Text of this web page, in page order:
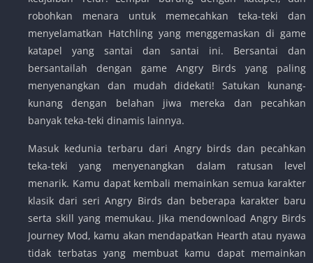
robohkan menara untuk memecahkan teka-teki dan
menyelamatkan Hatchling yang menggemaskan di game
katapel yang santai dan santai ini. Bersantai dan
bersantailah dengan game Angry Birds yang paling
menyenangkan dan mudah didekati! Satukan kunang-
kunang dengan belahan jiwa mereka dan pecahkan
banyak teka-teki dinamis lainnya.
Masuk kedunia terbaru dari Angry birds dan pecahkan
teka-teki yang menyenangkan dalam ratusan level
menarik. Kamu dapat kembali memainkan semua karakter
klasik dari seri Angry Birds dan beberapa karakter baru
serta skill yang memukau. Jika mendownload Angry Birds
Journey Mod, kamu akan mendapatkan Hearth atau nyawa
tidak terbatas yang membuat kamu dapat memainkan